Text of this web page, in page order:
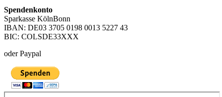
Spendenkonto
Sparkasse KölnBonn
IBAN: DE03 3705 0198 0013 5227 43
BIC: COLSDE33XXX
oder Paypal